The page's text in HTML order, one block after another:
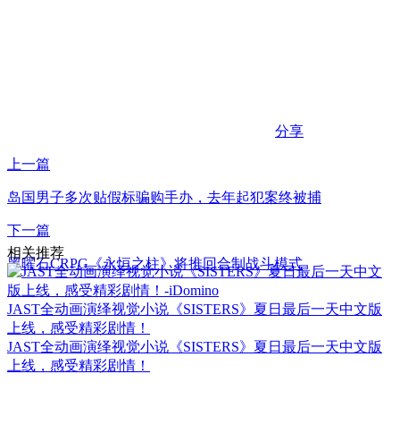
分享
上一篇
岛国男子多次贴假标骗购手办，去年起犯案终被捕
下一篇
黑曜石CRPG《永恒之柱》将推回合制战斗模式
相关推荐
JAST全动画演绎视觉小说《SISTERS》夏日最后一天中文版
上线，感受精彩剧情！
JAST全动画演绎视觉小说《SISTERS》夏日最后一天中文版
上线，感受精彩剧情！